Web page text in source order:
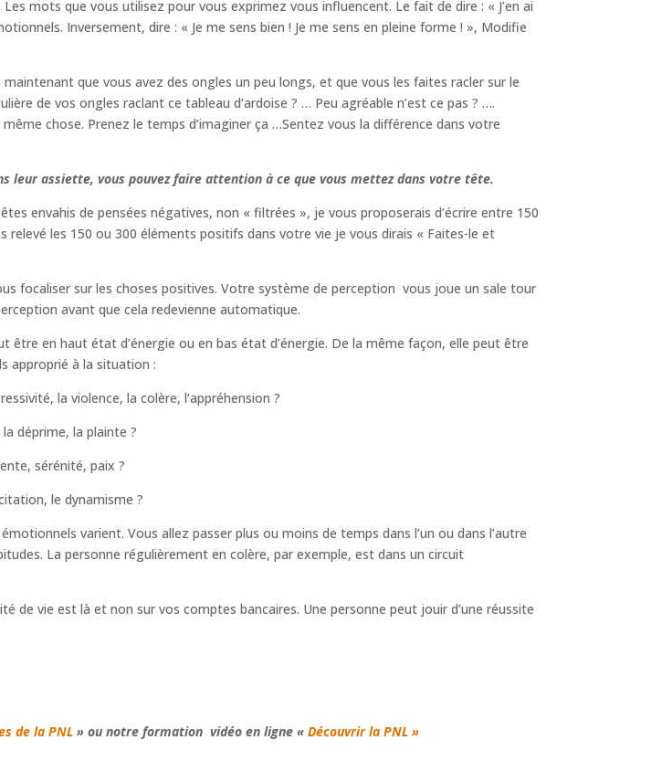
mots que vous utilisez pour vous exprimez vous influencent. Le fait de dire : « J’en ai
Inversement, dire : « Je me sens bien ! Je me sens en pleine forme ! », Modifie
que vous avez des ongles un peu longs, et que vous les faites racler sur le
de vos ongles raclant ce tableau d’ardoise ? … Peu agréable n’est ce pas ? ….
chose. Prenez le temps d’imaginer ça …Sentez vous la différence dans votre
leur assiette, vous pouvez faire attention à ce que vous mettez dans votre tête.
envahis de pensées négatives, non « filtrées », je vous proposerais d’écrire entre 150
relevé les 150 ou 300 éléments positifs dans votre vie je vous dirais « Faites-le et
focaliser sur les choses positives. Votre système de perception vous joue un sale tour
avant que cela redevienne automatique.
être en haut état d’énergie ou en bas état d’énergie. De la même façon, elle peut être
approprié à la situation :
la violence, la colère, l’appréhension ?
déprime, la plainte ?
sérénité, paix ?
le dynamisme ?
varient. Vous allez passer plus ou moins de temps dans l’un ou dans l’autre
La personne régulièrement en colère, par exemple, est dans un circuit
de vie est là et non sur vos comptes bancaires. Une personne peut jouir d’une réussite
de la PNL » ou notre formation vidéo en ligne «Découvrir la PNL »